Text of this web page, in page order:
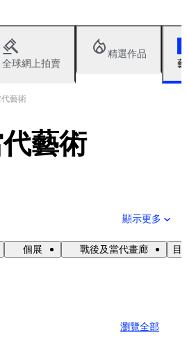
全球網上拍賣
精選作品
藝術
藝術
顯示更多
個展 戰後及當代畫廊 目
瀏覽全部